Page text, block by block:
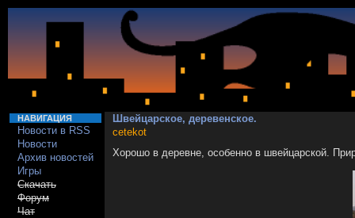
НАВИГАЦИЯ
Новости в RSS
Новости
Архив новостей
Игры
Скачать
Форум
Чат
Швейцарское, деревенское.
cetekot
Хорошо в деревне, особенно в швейцарской.